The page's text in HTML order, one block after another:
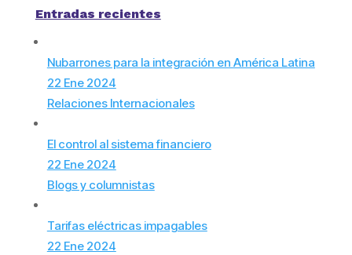
Entradas recientes
Nubarrones para la integración en América Latina
22 Ene 2024
Relaciones Internacionales
El control al sistema financiero
22 Ene 2024
Blogs y columnistas
Tarifas eléctricas impagables
22 Ene 2024